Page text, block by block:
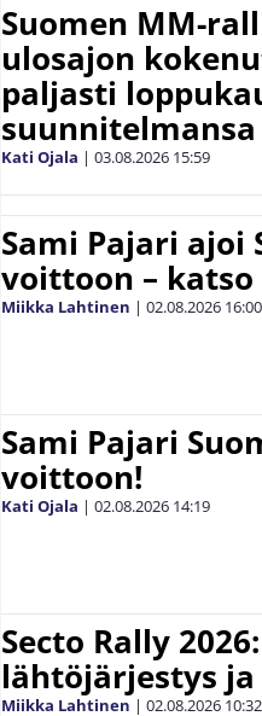
Suomen MM-
ulosajon
paljasti
suunnitelmansa
Kati Ojala | 03.08.2026 15:59
Sami Pajari ajoi
voittoon –
Miikka Lahtinen | 02.08.2026 16:00
Sami Pajari
voittoon!
Kati Ojala | 02.08.2026 14:19
Secto Rally
lähtöjärjestys
Miikka Lahtinen | 02.08.2026 10:32